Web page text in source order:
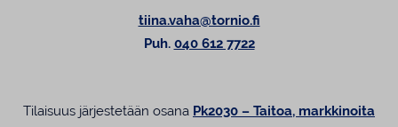
tiina.vaha@tornio.fi
Puh. 040 612 7722
Tilaisuus järjestetään osana Pk2030 – Taitoa, markkinoita